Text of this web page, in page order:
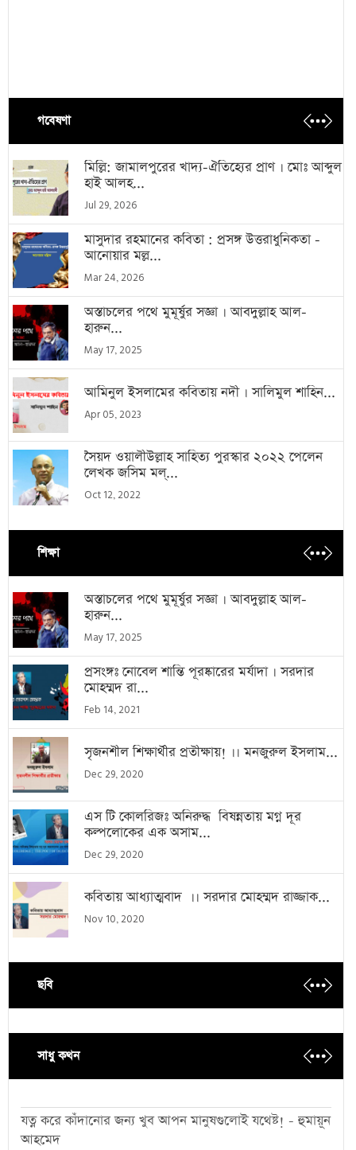
গবেষণা
মিল্লি: জামালপুরের খাদ্য-ঐতিহ্যের প্রাণ । মোঃ আব্দুল
হাই আলহ...
Jul 29, 2026
মাসুদার রহমানের কবিতা : প্রসঙ্গ উত্তরাধুনিকতা -
আনোয়ার মল্ল...
Mar 24, 2026
অস্তাচলের পথে মুমূর্ষুর সজ্ঞা । আবদুল্লাহ আল-
হারুন...
May 17, 2025
আমিনুল ইসলামের কবিতায় নদী । সালিমুল শাহিন...
Apr 05, 2023
সৈয়দ ওয়ালীউল্লাহ সাহিত্য পুরস্কার ২০২২ পেলেন
লেখক জসিম মল্...
Oct 12, 2022
শিক্ষা
অস্তাচলের পথে মুমূর্ষুর সজ্ঞা । আবদুল্লাহ আল-
হারুন...
May 17, 2025
প্রসংঙ্গঃ নোবেল শান্তি পূরষ্কারের মর্যাদা । সরদার
মোহম্মদ রা...
Feb 14, 2021
সৃজনশীল শিক্ষার্থীর প্রতীক্ষায়! ।। মনজুরুল ইসলাম...
Dec 29, 2020
এস টি কোলরিজঃ অনিরুদ্ধ বিষন্নতায় মগ্ন দূর
কল্পলোকের এক অসাম...
Dec 29, 2020
কবিতায় আধ্যাত্মবাদ ।। সরদার মোহম্মদ রাজ্জাক...
Nov 10, 2020
ছবি
সাধু কথন
যত্ন করে কাঁদানোর জন্য খুব আপন মানুষগুলোই যথেষ্ট! - হুমায়ূন
আহমেদ